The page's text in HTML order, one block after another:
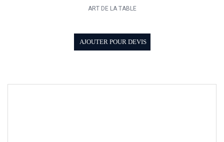
ART DE LA TABLE
AJOUTER POUR DEVIS